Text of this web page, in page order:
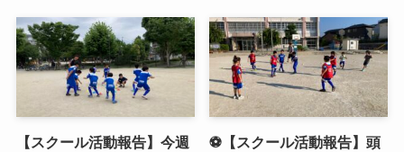
【スクール活動報告】今週
⚽️【スクール活動報告】頭